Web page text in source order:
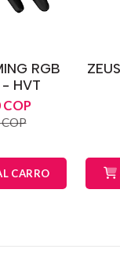
RGB
- HVT
CARRO